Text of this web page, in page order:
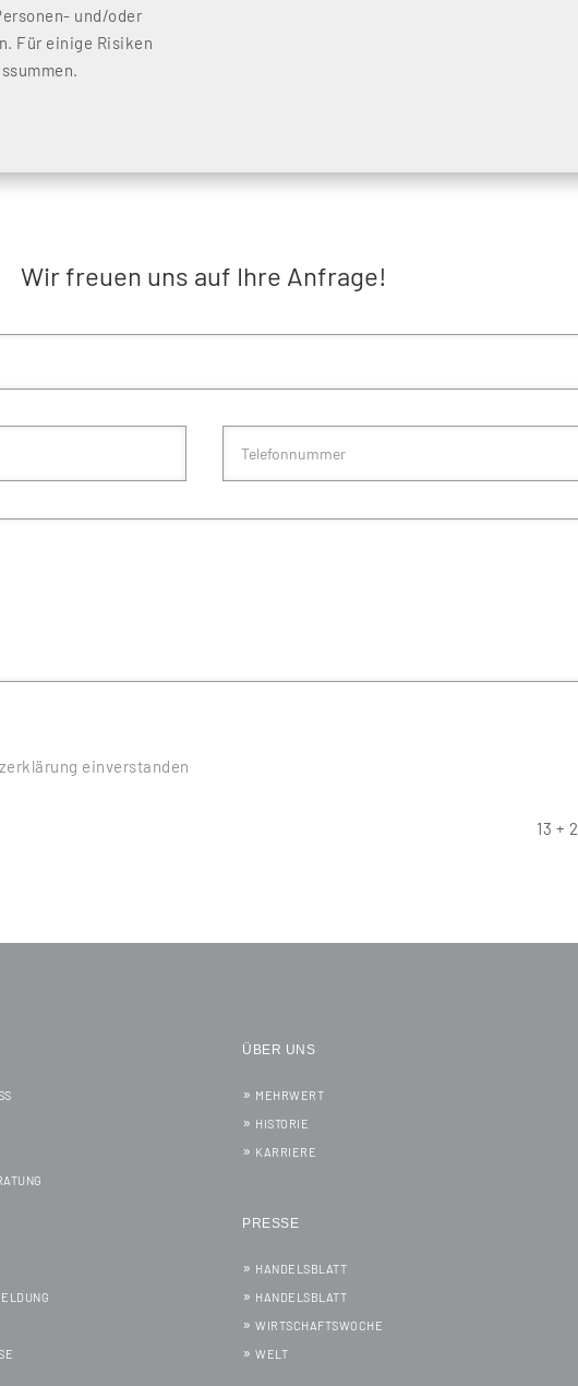
und/oder
Für einige Risiken
Wir freuen uns auf Ihre Anfrage!
einverstanden
13 + 2
ÜBER UNS
MEHRWERT
HISTORIE
KARRIERE
PRESSE
HANDELSBLATT
HANDELSBLATT
WIRTSCHAFTSWOCHE
WELT